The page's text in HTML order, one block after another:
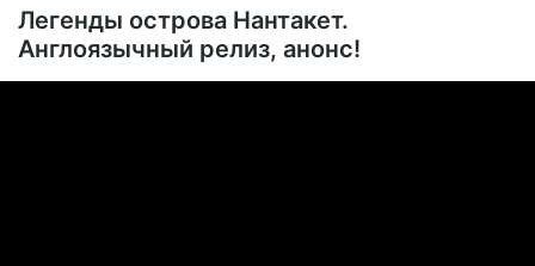
Легенды острова Нантакет.
Англоязычный релиз, анонс!